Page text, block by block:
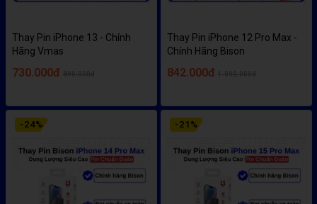
Thay Pin iPhone 13 - Chính
Hãng Vmas
730.000đ
Thay Pin iPhone 12 Pro Max -
Chính Hãng Bison
842.000đ
- 24% - 21 %